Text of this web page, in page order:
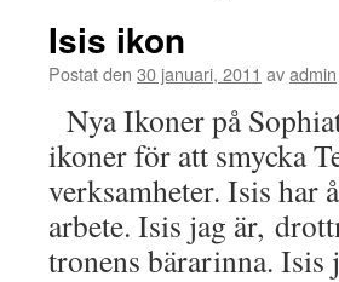
Isis ikon
Postat den 30 januari, 2011 avadmin
Nya Ikoner på
ikoner för att smycka
verksamheter. Isis har
arbete. Isis jag är,
tronens bärarinna.